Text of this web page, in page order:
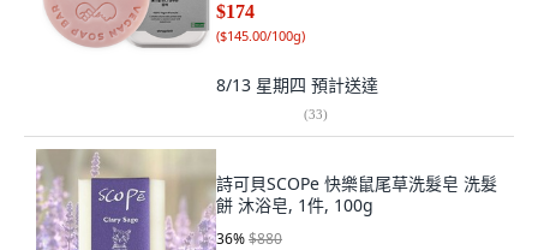
$174
($145.00/100g)
8/13 星期四 預計送達
(33)
詩可貝SCOPe 快樂鼠尾草洗髮皂 洗髮
餅 沐浴皂, 1件, 100g
36%$880